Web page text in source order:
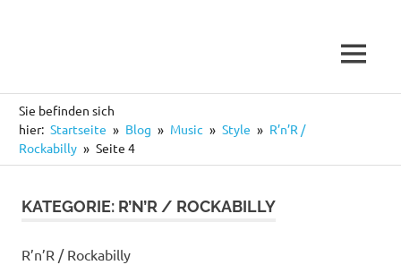
MENÜ
Sie befinden sich
hier: Startseite Blog Music Style
R’n’R /
Rockabilly
Seite 4
KATEGORIE: R’N’R / ROCKABILLY
R’n’R / Rockabilly